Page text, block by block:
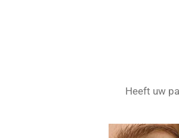
Heeft uw